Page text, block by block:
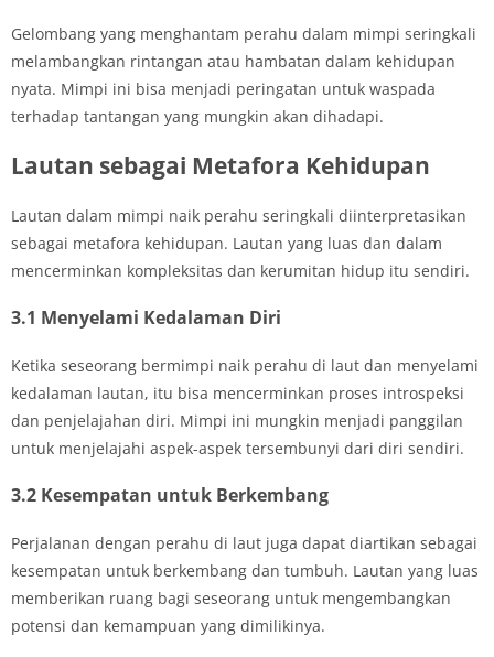
Gelombang yang menghantam perahu dalam mimpi seringkali
melambangkan rintangan atau hambatan dalam kehidupan
nyata. Mimpi ini bisa menjadi peringatan untuk waspada
terhadap tantangan yang mungkin akan dihadapi.
Lautan sebagai Metafora Kehidupan
Lautan dalam mimpi naik perahu seringkali diinterpretasikan
sebagai metafora kehidupan. Lautan yang luas dan dalam
mencerminkan kompleksitas dan kerumitan hidup itu sendiri.
3.1 Menyelami Kedalaman Diri
Ketika seseorang bermimpi naik perahu di laut dan menyelami
kedalaman lautan, itu bisa mencerminkan proses introspeksi
dan penjelajahan diri. Mimpi ini mungkin menjadi panggilan
untuk menjelajahi aspek-aspek tersembunyi dari diri sendiri.
3.2 Kesempatan untuk Berkembang
Perjalanan dengan perahu di laut juga dapat diartikan sebagai
kesempatan untuk berkembang dan tumbuh. Lautan yang luas
memberikan ruang bagi seseorang untuk mengembangkan
potensi dan kemampuan yang dimilikinya.